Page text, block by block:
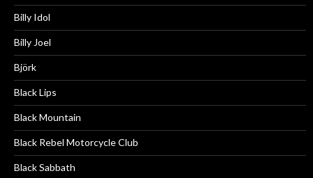
Billy Idol
Billy Joel
Björk
Black Lips
Black Mountain
Black Rebel Motorcycle Club
Black Sabbath